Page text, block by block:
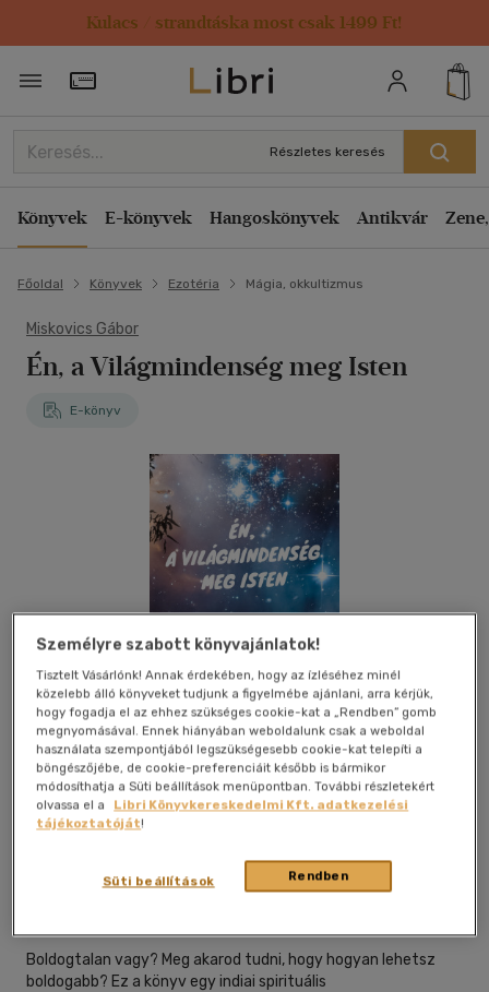
Kulacs / strandtáska most csak 1499 Ft!
Törzsvásárlói Kártya adatai
Részletes keresés
Könyvek E-könyvek Hangoskönyvek Antikvár
Főoldal Könyvek Ezotéria Mágia, okkultizmus
Miskovics Gábor
Én, a Világmindenség meg Isten
E-könyv
Beleolvasok
(1 vélemény)
Boldogtalan vagy? Meg akarod tudni, hogy hogyan lehetsz
boldogabb? Ez a könyv egy indiai spirituális
Személyre szabott könyvajánlatok!
Tisztelt Vásárlónk! Annak érdekében, hogy az ízléséhez minél
közelebb álló könyveket tudjunk a figyelmébe ajánlani, arra kérjük,
hogy fogadja el az ehhez szükséges cookie-kat a „Rendben” gomb
megnyomásával. Ennek hiányában weboldalunk csak a weboldal
használata szempontjából legszükségesebb cookie-kat telepíti a
böngészőjébe, de cookie-preferenciáit később is bármikor
módosíthatja a Süti beállítások menüpontban. További részletekért
olvassa el a
Libri Könyvkereskedelmi Kft. adatkezelési
tájékoztatóját!
Rendben
Süti beállítások